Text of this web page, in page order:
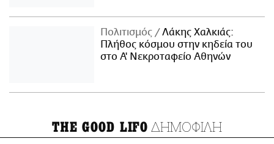
Πολιτισμός
Λάκης Χαλκιάς:
Πλήθος κόσμου στην κηδεία του
στο Α' Νεκροταφείο Αθηνών
THE GOOD LIFO ΔΗΜΟΦΙΛΗ